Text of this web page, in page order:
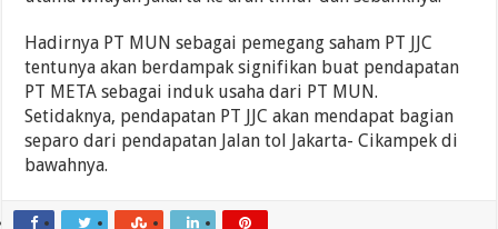
Hadirnya PT MUN sebagai pemegang saham PT JJC
tentunya akan berdampak signifikan buat pendapatan
PT META sebagai induk usaha dari PT MUN.
Setidaknya, pendapatan PT JJC akan mendapat bagian
separo dari pendapatan Jalan tol Jakarta- Cikampek di
bawahnya.